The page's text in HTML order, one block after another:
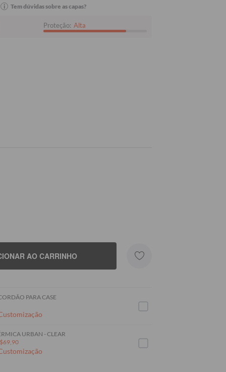
i Tem dúvidas sobre as capas?
Proteção: Alta
AO CARRINHO
PARA CASE
URBAN - CLEAR